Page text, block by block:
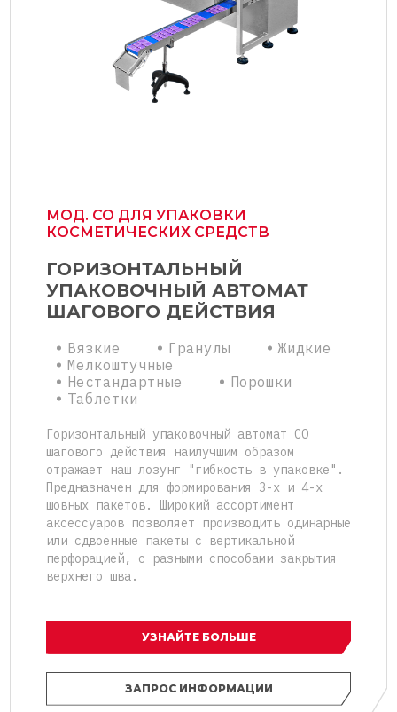
МОД. СО ДЛЯ УПАКОВКИ
КОСМЕТИЧЕСКИХ СРЕДСТВ
ГОРИЗОНТАЛЬНЫЙ
УПАКОВОЧНЫЙ АВТОМАТ
ШАГОВОГО ДЕЙСТВИЯ
Вязкие Гранулы
Жидкие
Мелкоштучные
Нестандартные
Порошки
Таблетки
Горизонтальный упаковочный автомат СО
шагового действия наилучшим образом
отражает наш лозунг "гибкость в упаковке".
Предназначен для формирования 3-х и 4-х
шовных пакетов. Широкий ассортимент
аксессуаров позволяет производить одинарные
или сдвоенные пакеты с вертикальной
перфорацией, с разными способами закрытия
верхнего шва.
УЗНАЙТЕ БОЛЬШЕ
ЗАПРОС ИНФОРМАЦИИ